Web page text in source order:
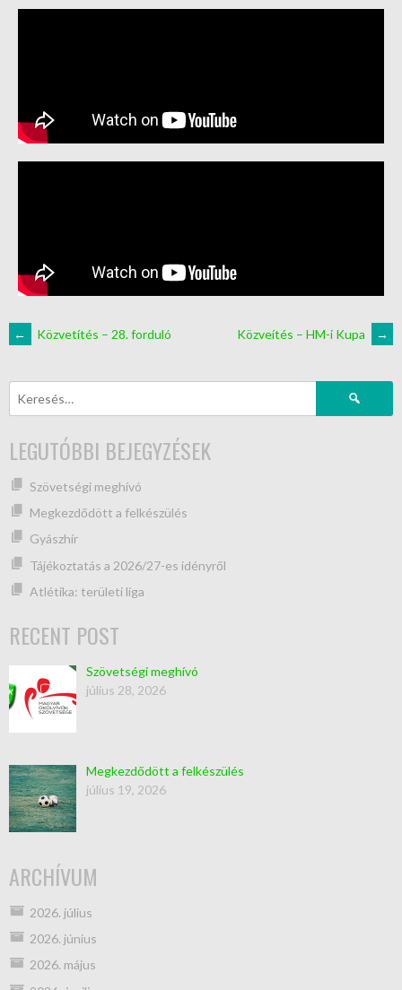
← Közvetítés – 28. forduló Közveítés – HM-i Kupa →
LEGUTÓBBI BEJEGYZÉSEK
Szövetségi meghívó
Megkezdődött a felkészülés
Gyászhír
Tájékoztatás a 2026/27-es idényről
Atlétika: területi liga
RECENT POST
Szövetségi meghívó
július 28, 2026
Megkezdődött a felkészülés
július 19, 2026
ARCHÍVUM
2026. július
2026. június
2026. május